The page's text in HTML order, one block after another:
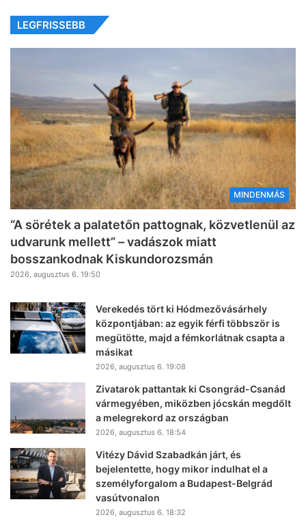
LEGFRISSEBB
MINDENMÁS
“A sörétek a palatetőn pattognak, közvetlenül az
udvarunk mellett” – vadászok miatt
bosszankodnak Kiskundorozsmán
2026, augusztus 6. 19:50
Verekedés tört ki Hódmezővásárhely
központjában: az egyik férfi többször is
megütötte, majd a fémkorlátnak csapta a
másikat
2026, augusztus 6. 19:08
Zivatarok pattantak ki Csongrád-Csanád
vármegyében, miközben jócskán megdőlt
a melegrekord az országban
2026, augusztus 6. 18:54
Vitézy Dávid Szabadkán járt, és
bejelentette, hogy mikor indulhat el a
személyforgalom a Budapest-Belgrád
vasútvonalon
2026, augusztus 6. 18:32